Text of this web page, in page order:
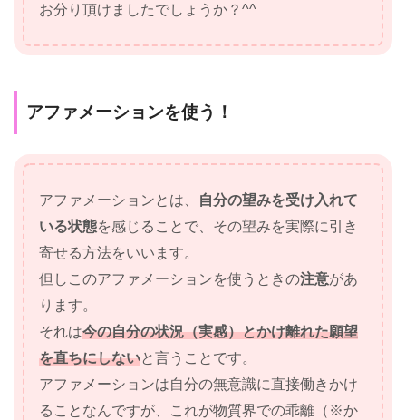
お分り頂けましたでしょうか？^^
アファメーションを使う！
アファメーションとは、
自分の望みを受け入れて
いる状態を感じることで、その望みを実際に引き
寄せる方法をいいます。
但しこのアファメーションを使うときの注意があ
ります。
それは今の自分の状況（実感）とかけ離れた願望
を直ちにしないと言うことです。
アファメーションは自分の無意識に直接働きかけ
ることなんですが、これが物質界での乖離（※か